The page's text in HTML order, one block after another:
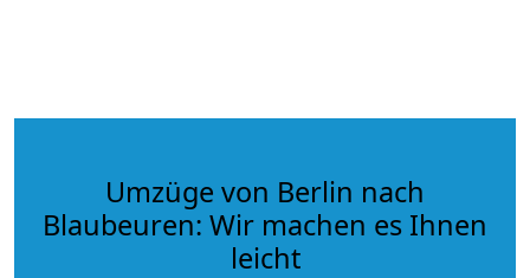
Umzüge von Berlin nach
Blaubeuren: Wir machen es Ihnen
leicht